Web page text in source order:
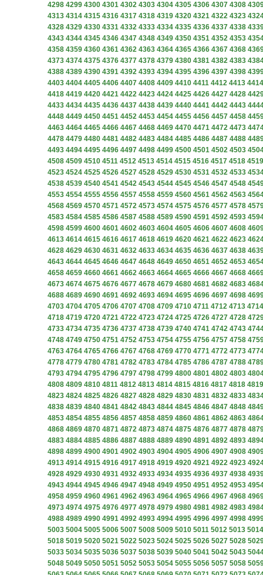
4298 4299 4300 4301 4302 4303 4304 4305 4306 4307 4308
4313 4314 4315 4316 4317 4318 4319 4320 4321 4322 4323
4328 4329 4330 4331 4332 4333 4334 4335 4336 4337 4338
4343 4344 4345 4346 4347 4348 4349 4350 4351 4352 4353
4358 4359 4360 4361 4362 4363 4364 4365 4366 4367 4368
4373 4374 4375 4376 4377 4378 4379 4380 4381 4382 4383
4388 4389 4390 4391 4392 4393 4394 4395 4396 4397 4398
4403 4404 4405 4406 4407 4408 4409 4410 4411 4412 4413 4414
4418 4419 4420 4421 4422 4423 4424 4425 4426 4427 4428
4433 4434 4435 4436 4437 4438 4439 4440 4441 4442 4443
4448 4449 4450 4451 4452 4453 4454 4455 4456 4457 4458
4463 4464 4465 4466 4467 4468 4469 4470 4471 4472 4473
4478 4479 4480 4481 4482 4483 4484 4485 4486 4487 4488
4493 4494 4495 4496 4497 4498 4499 4500 4501 4502 4503
4508 4509 4510 4511 4512 4513 4514 4515 4516 4517 4518 4519
4523 4524 4525 4526 4527 4528 4529 4530 4531 4532 4533
4538 4539 4540 4541 4542 4543 4544 4545 4546 4547 4548
4553 4554 4555 4556 4557 4558 4559 4560 4561 4562 4563
4568 4569 4570 4571 4572 4573 4574 4575 4576 4577 4578
4583 4584 4585 4586 4587 4588 4589 4590 4591 4592 4593
4598 4599 4600 4601 4602 4603 4604 4605 4606 4607 4608
4613 4614 4615 4616 4617 4618 4619 4620 4621 4622 4623
4628 4629 4630 4631 4632 4633 4634 4635 4636 4637 4638
4643 4644 4645 4646 4647 4648 4649 4650 4651 4652 4653
4658 4659 4660 4661 4662 4663 4664 4665 4666 4667 4668
4673 4674 4675 4676 4677 4678 4679 4680 4681 4682 4683
4688 4689 4690 4691 4692 4693 4694 4695 4696 4697 4698
4703 4704 4705 4706 4707 4708 4709 4710 4711 4712 4713 4714
4718 4719 4720 4721 4722 4723 4724 4725 4726 4727 4728
4733 4734 4735 4736 4737 4738 4739 4740 4741 4742 4743
4748 4749 4750 4751 4752 4753 4754 4755 4756 4757 4758
4763 4764 4765 4766 4767 4768 4769 4770 4771 4772 4773
4778 4779 4780 4781 4782 4783 4784 4785 4786 4787 4788
4793 4794 4795 4796 4797 4798 4799 4800 4801 4802 4803
4808 4809 4810 4811 4812 4813 4814 4815 4816 4817 4818 4819
4823 4824 4825 4826 4827 4828 4829 4830 4831 4832 4833
4838 4839 4840 4841 4842 4843 4844 4845 4846 4847 4848
4853 4854 4855 4856 4857 4858 4859 4860 4861 4862 4863
4868 4869 4870 4871 4872 4873 4874 4875 4876 4877 4878
4883 4884 4885 4886 4887 4888 4889 4890 4891 4892 4893
4898 4899 4900 4901 4902 4903 4904 4905 4906 4907 4908
4913 4914 4915 4916 4917 4918 4919 4920 4921 4922 4923
4928 4929 4930 4931 4932 4933 4934 4935 4936 4937 4938
4943 4944 4945 4946 4947 4948 4949 4950 4951 4952 4953
4958 4959 4960 4961 4962 4963 4964 4965 4966 4967 4968
4973 4974 4975 4976 4977 4978 4979 4980 4981 4982 4983
4988 4989 4990 4991 4992 4993 4994 4995 4996 4997 4998
5003 5004 5005 5006 5007 5008 5009 5010 5011 5012 5013 5014
5018 5019 5020 5021 5022 5023 5024 5025 5026 5027 5028
5033 5034 5035 5036 5037 5038 5039 5040 5041 5042 5043
5048 5049 5050 5051 5052 5053 5054 5055 5056 5057 5058